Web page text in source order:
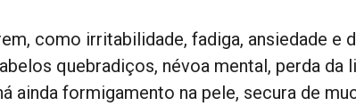
como irritabilidade, fadiga, ansiedade e
quebradiços, névoa mental, perda da
ainda formigamento na pele, secura de